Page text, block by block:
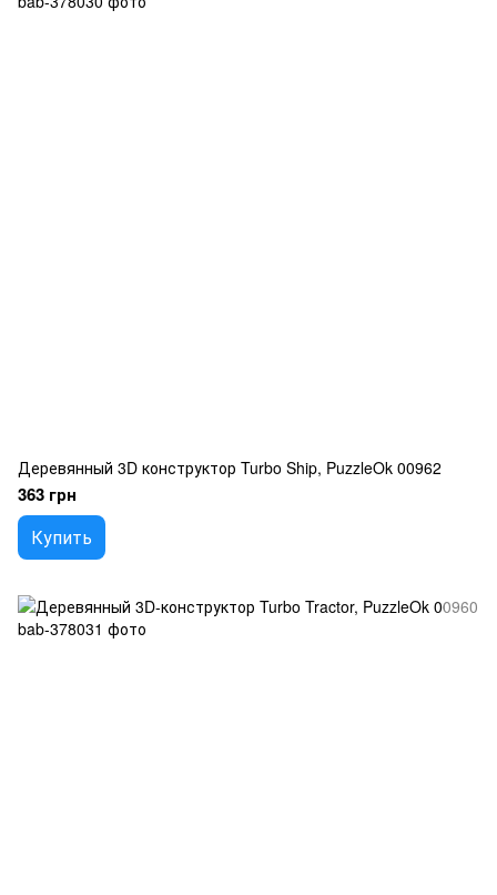
Деревянный 3D конструктор Turbo Ship, PuzzleOk 00962
363 грн
Купить